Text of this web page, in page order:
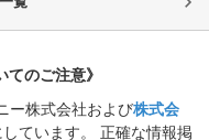
てのご注意》
ー株式会社および株式会
ています。 正確な情報掲